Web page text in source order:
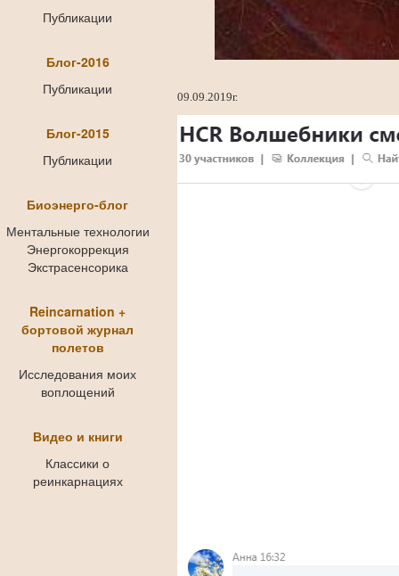
Публикации
Блог-2016
Публикации
Блог-2015
Публикации
Биоэнерго-блог
Ментальные технологии
Энергокоррекция
Экстрасенсорика
Reincarnation +
бортовой журнал
полетов
Исследования моих
воплощений
Видео и книги
Классики о
реинкарнациях
09.09.2019г.